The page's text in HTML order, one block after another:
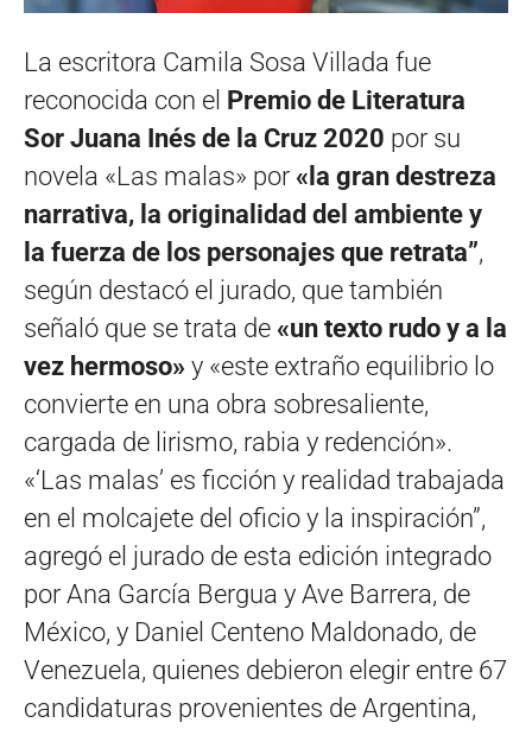
La escritora Camila Sosa Villada fue
reconocida con el Premio de Literatura
Sor Juana Inés de la Cruz 2020 por su
novela «Las malas» por «la gran destreza
narrativa, la originalidad del ambiente y
la fuerza de los personajes que retrata”,
según destacó el jurado, que también
señaló que se trata de «un texto rudo y a la
vez hermoso» y «este extraño equilibrio lo
convierte en una obra sobresaliente,
cargada de lirismo, rabia y redención».
«‘Las malas’ es ficción y realidad trabajada
en el molcajete del oficio y la inspiración”,
agregó el jurado de esta edición integrado
por Ana García Bergua y Ave Barrera, de
México, y Daniel Centeno Maldonado, de
Venezuela, quienes debieron elegir entre 67
candidaturas provenientes de Argentina,